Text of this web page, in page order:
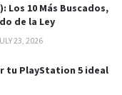
Los 10 Más Buscados,
de la Ley
23, 2026
tu PlayStation 5 ideal